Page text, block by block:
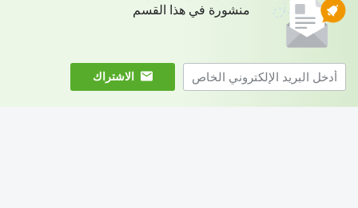
منشورة في هذا القسم
الاشتراك